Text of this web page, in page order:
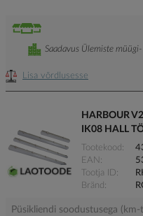
Lisa võrdlusesse
Saadavus Ülemiste
HARBOUR
IK08 HALL
Tootekood
EAN
Tootja ID
Bränd
Püsikliendi soodustusega (km-